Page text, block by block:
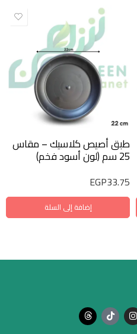
طبق أصيص كلاسيك – مقاس
25 سم (لون أسود فخم)
EGP33.75
إضافة إلى السلة